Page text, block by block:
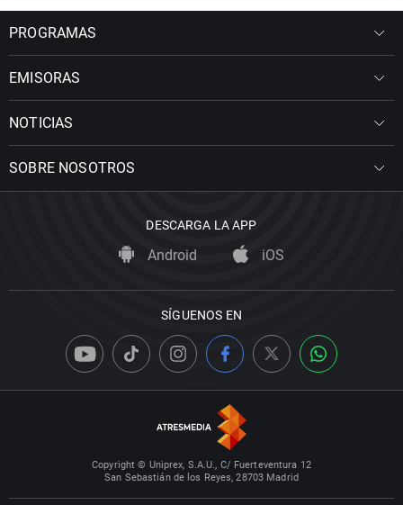
PROGRAMAS
EMISORAS
NOTICIAS
SOBRE NOSOTROS
DESCARGA LA APP
Android iOS
SÍGUENOS EN
Copyright © Uniprex, S.A.U., C/ Fuerteventura 12
San Sebastián de los Reyes, 28703 Madrid